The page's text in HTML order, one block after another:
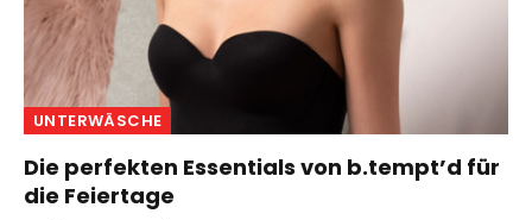
UNTERWÄSCHE
Die perfekten Essentials von b.tempt’d für
die Feiertage